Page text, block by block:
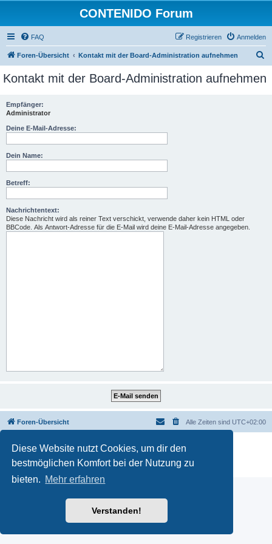
Diese Website nutzt Cookies, um dir den
bestmöglichen Komfort bei der Nutzung zu
bieten. Mehr erfahren
Verstanden!
CONTENIDO Forum
FAQ Anmelden
Registrieren
Foren-Übersicht Kontakt mit der Board-Administration aufnehmen
c
Kontakt mit der Board-Administration aufnehmen
Empfänger:
Administrator
Deine E-Mail-Adresse:
Dein Name:
Betreff:
Nachrichtentext:
Diese Nachricht wird als reiner Text verschickt, verwende daher kein HTML oder
BBCode. Als Antwort-Adresse für die E-Mail wird deine E-Mail-Adresse angegeben.
Foren-Übersicht Alle Zeiten sind UTC+02:00
Powered by phpBB
® Forum Software © phpBB Limited
Deutsche Übersetzung durch
Datenschutz|Nutzungsbedingungen